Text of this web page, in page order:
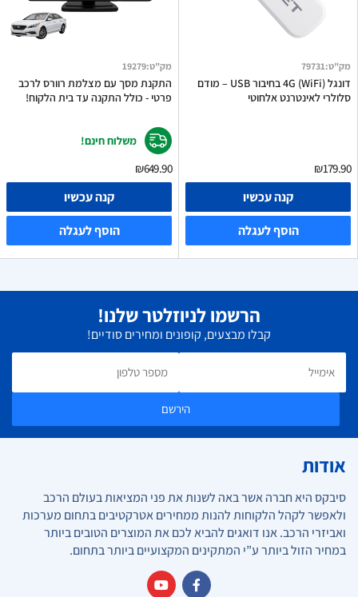
מק"ט:
19279
התקנת מסך עם מצלמת רוורס לרכב
פרטי - כולל התקנה עד בית הלקוח!
משלוח חינם!
₪649.90
קנה עכשיו
הוסף לעגלה
מק"ט:
79731
דונגל 4G (WiFi) בחיבור USB – מודם
סלולרי לאינטרנט אלחוטי
₪179.90
קנה עכשיו
הוסף לעגלה
הרשמו לניוזלטר שלנו!
קבלו מבצעים, קופונים ומחירים סודיים!
הירשם
אודות
סיבקס היא חברה אשר באה לשנות את פני המציאות בעולם הרכב
ולאפשר לקהל הלקוחות להנות ממחירים אטרקטיבים בתחום מערכות
ואביזרי הרכב. אנו דואגים להביא לכם את המוצרים הטובים ביותר
במחיר הזול ביותר ע”י המתקינים המקצועיים ביותר בתחום.